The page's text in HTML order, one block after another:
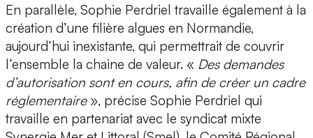
En parallèle, Sophie Perdriel travaille également à la
création d’une filière algues en Normandie,
aujourd’hui inexistante, qui permettrait de couvrir
l’ensemble la chaine de valeur. « Des demandes
d’autorisation sont en cours, afin de créer un cadre
réglementaire », précise Sophie Perdriel qui
travaille en partenariat avec le syndicat mixte